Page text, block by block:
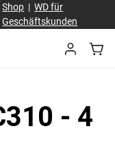
Shop |WD für
Geschäftskunden
- 4